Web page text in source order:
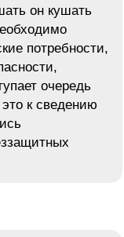
он кушать
потребности,
очередь
к сведению